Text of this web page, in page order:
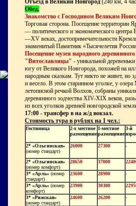
Отъезд в Великий Новгород (240 км, 4
Обед.
Знакомство с Господином Великим
Торговая сторона. Посещение территории
— политического и экономического
—XV веках, достопримечательности
знаменитый Памятник «Тысячелетия
Посещение музея народного деревянного
"Витославлицы" - уникальной
югу от Великого Новгорода, похожей на
народным сказкам. Тут никто не живет, но
и весело. В этом старинном уголке, у
летописной речкой Волхов, собраны
деревянного зодчества XIV-XIX веков,
из всех уголков древней новгородской
17:00 - трансфер в на ж/д вокзал.
Стоимость тура в рублях на 1 чел.:
Гостиница
2-х местное
размещение
1-местное
размещение
3-й
2* «Ольгинская»
(номер стандарт)
26000 27300 -
2* «Ольгинская»
(номер комфорт)
28650 37000
3* «Арль» (номер
стандарт)
23600 28900 -
3* «Арль» (номер
комфорт)
23900 30300
3* «Рижская»
(номер стандарт)
24600 26200 -